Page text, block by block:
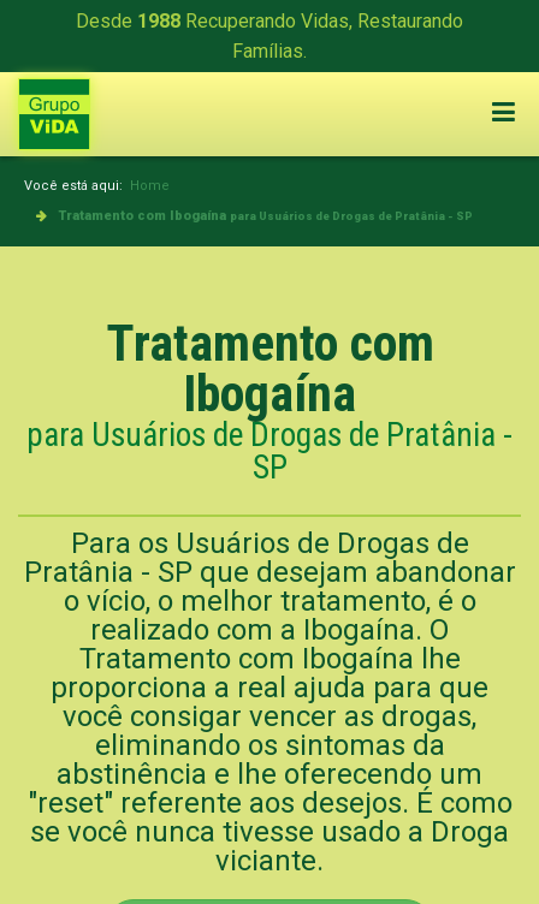
Desde 1988 Recuperando Vidas, Restaurando
Famílias.
Você está aqui: Home
Tratamento com Ibogaína para Usuários de Drogas de Pratânia - SP
Tratamento com
Ibogaína
para Usuários de Drogas de Pratânia -
SP
Para os Usuários de Drogas de
Pratânia - SP que desejam abandonar
o vício, o melhor tratamento, é o
realizado com a Ibogaína. O
Tratamento com Ibogaína lhe
proporciona a real ajuda para que
você consigar vencer as drogas,
eliminando os sintomas da
abstinência e lhe oferecendo um
"reset" referente aos desejos. É como
se você nunca tivesse usado a Droga
viciante.